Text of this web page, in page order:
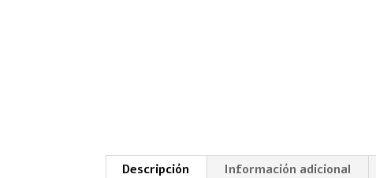
Descripción Información adicional